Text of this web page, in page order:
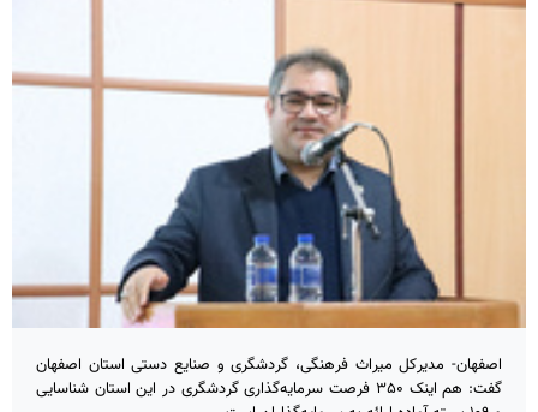
اصفهان- مدیرکل میراث فرهنگی، گردشگری و صنایع دستی استان اصفهان
گفت: هم اینک ۳۵۰ فرصت سرمایه‌گذاری گردشگری در این استان شناسایی